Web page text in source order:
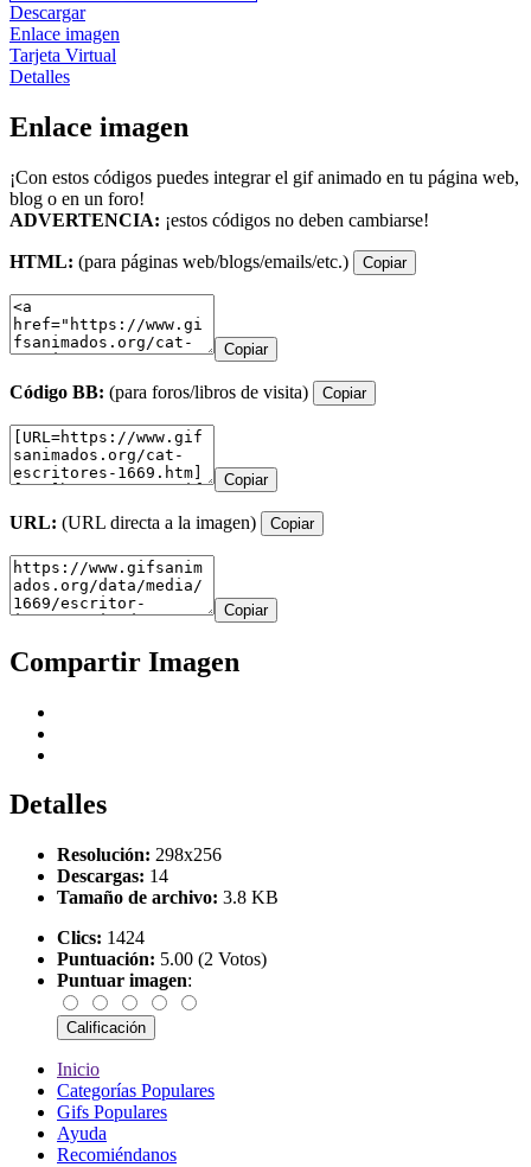
Descargar
Enlace imagen
Tarjeta Virtual
Detalles
Enlace imagen
¡Con estos códigos puedes integrar el gif animado en tu página web,
blog o en un foro!
ADVERTENCIA: ¡estos códigos no deben cambiarse!
HTML: (para páginas web/blogs/emails/etc.) Copiar
Copiar
Código BB: (para foros/libros de visita) Copiar
Copiar
URL: (URL directa a la imagen) Copiar
Copiar
Compartir Imagen
Detalles
Resolución: 298x256
Descargas: 14
Tamaño de archivo: 3.8 KB
Clics: 1424
Puntuación: 5.00 (2 Votos)
Puntuar imagen:
Inicio
Categorías Populares
Gifs Populares
Ayuda
Recomiéndanos